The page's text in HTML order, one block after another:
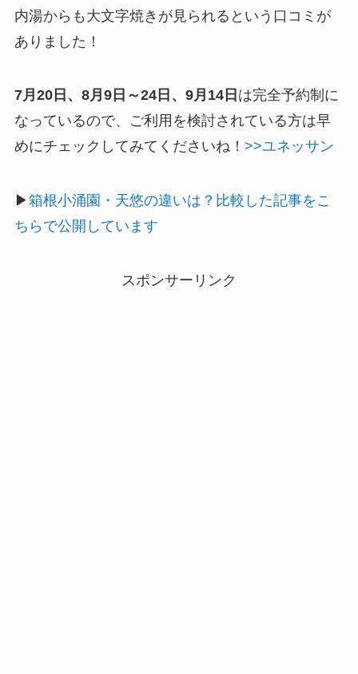
内湯からも大文字焼きが見られるという口コミが
ありました！
7月20日、8月9日～24日、9月14日 は完全予約制に
なっているので、ご利用を検討されている方は早
めにチェックしてみてくださいね！ >>ユネッサン
▶箱根小涌園・天悠の違いは？比較した記事をこ
ちらで公開しています
スポンサーリンク